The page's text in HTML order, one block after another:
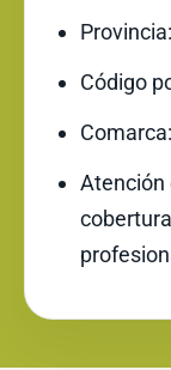
Código
Atención